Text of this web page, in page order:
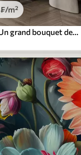
₣/m²
Peintures murales Un grand bouquet de pivoines